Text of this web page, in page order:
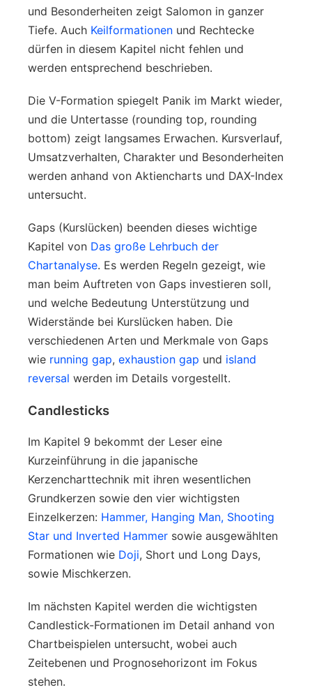
und Besonderheiten zeigt Salomon in ganzer
Tiefe. Auch Keilformationen und Rechtecke
dürfen in diesem Kapitel nicht fehlen und
werden entsprechend beschrieben.
Die V-Formation spiegelt Panik im Markt wieder,
und die Untertasse (rounding top, rounding
bottom) zeigt langsames Erwachen. Kursverlauf,
Umsatzverhalten, Charakter und Besonderheiten
werden anhand von Aktiencharts und DAX-Index
untersucht.
Gaps (Kurslücken) beenden dieses wichtige
Kapitel von Das große Lehrbuch der
Chartanalyse. Es werden Regeln gezeigt, wie
man beim Auftreten von Gaps investieren soll,
und welche Bedeutung Unterstützung und
Widerstände bei Kurslücken haben. Die
verschiedenen Arten und Merkmale von Gaps
wie running gap, exhaustion gap und island
reversal werden im Details vorgestellt.
Candlesticks
Im Kapitel 9 bekommt der Leser eine
Kurzeinführung in die japanische
Kerzencharttechnik mit ihren wesentlichen
Grundkerzen sowie den vier wichtigsten
Einzelkerzen: Hammer, Hanging Man, Shooting
Star und Inverted Hammer sowie ausgewählten
Formationen wie Doji, Short und Long Days,
sowie Mischkerzen.
Im nächsten Kapitel werden die wichtigsten
Candlestick-Formationen im Detail anhand von
Chartbeispielen untersucht, wobei auch
Zeitebenen und Prognosehorizont im Fokus
stehen.